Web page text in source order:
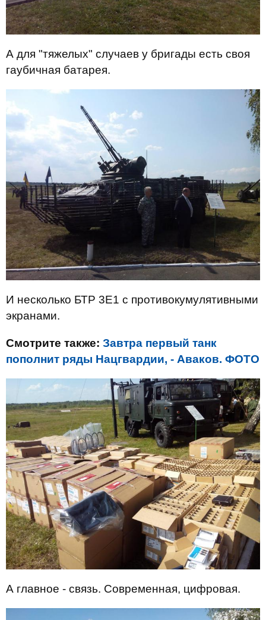
А для "тяжелых" случаев у бригады есть своя
гаубичная батарея.
И несколько БТР 3Е1 с противокумулятивными
экранами.
Смотрите также: Завтра первый танк
пополнит ряды Нацгвардии, - Аваков. ФОТО
А главное - связь. Современная, цифровая.